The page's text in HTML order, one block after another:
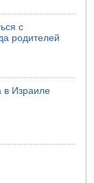
с
родителей
в Израиле